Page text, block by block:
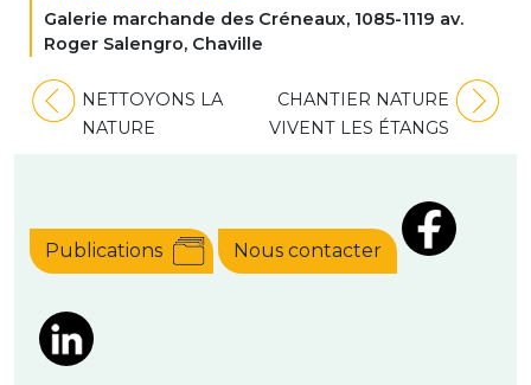
Galerie marchande des Créneaux, 1085-1119 av.
Roger Salengro, Chaville
Navigation
de
NETTOYONS LA
NATURE
CHANTIER NATURE
VIVENT LES ÉTANGS
Publications Nous contacter